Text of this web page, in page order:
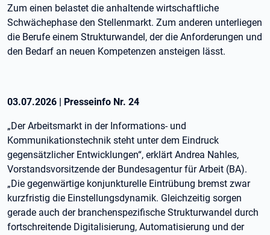
Zum einen belastet die anhaltende wirtschaftliche
Schwächephase den Stellenmarkt. Zum anderen unterliegen
die Berufe einem Strukturwandel, der die Anforderungen und
den Bedarf an neuen Kompetenzen ansteigen lässt.
03.07.2026 | Presseinfo Nr. 24
„Der Arbeitsmarkt in der Informations- und
Kommunikationstechnik steht unter dem Eindruck
gegensätzlicher Entwicklungen“, erklärt Andrea Nahles,
Vorstandsvorsitzende der Bundesagentur für Arbeit (BA).
„Die gegenwärtige konjunkturelle Eintrübung bremst zwar
kurzfristig die Einstellungsdynamik. Gleichzeitig sorgen
gerade auch der branchenspezifische Strukturwandel durch
fortschreitende Digitalisierung, Automatisierung und der